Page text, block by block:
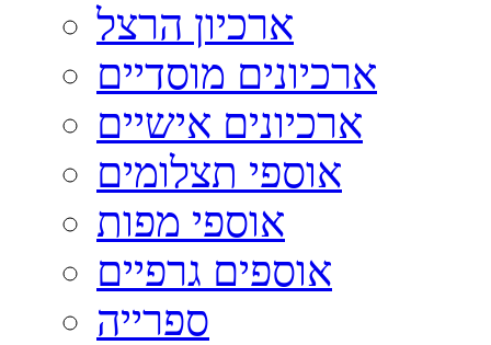
ארכיון הרצל
ארכיונים מוסדיים
ארכיונים אישיים
אוספי תצלומים
אוספי מפות
אוספים גרפיים
ספרייה